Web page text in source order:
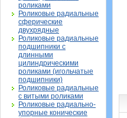
роликами
Роликовые радиальные
сферические
двухрядные
Роликовые радиальные
подшипники с
длинными
цилиндрическими
роликами (игольчатые
подшипники)
Роликовые радиальные
с витыми роликами
Роликовые радиально-
упорные конические